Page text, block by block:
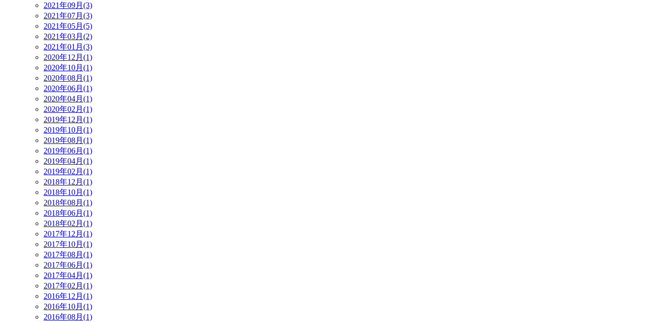
2021年09月(3)
2021年07月(3)
2021年05月(5)
2021年03月(2)
2021年01月(3)
2020年12月(1)
2020年10月(1)
2020年08月(1)
2020年06月(1)
2020年04月(1)
2020年02月(1)
2019年12月(1)
2019年10月(1)
2019年08月(1)
2019年06月(1)
2019年04月(1)
2019年02月(1)
2018年12月(1)
2018年10月(1)
2018年08月(1)
2018年06月(1)
2018年02月(1)
2017年12月(1)
2017年10月(1)
2017年08月(1)
2017年06月(1)
2017年04月(1)
2017年02月(1)
2016年12月(1)
2016年10月(1)
2016年08月(1)